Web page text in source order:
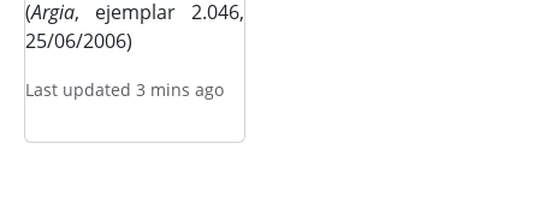
(Argia, ejemplar 2.046,
25/06/2006)
Last updated 3 mins ago